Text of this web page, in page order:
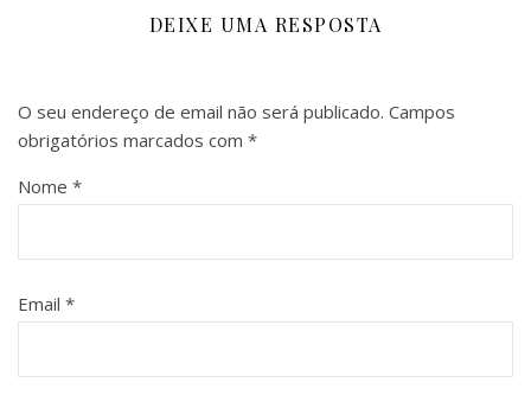
DEIXE UMA RESPOSTA
O seu endereço de email não será publicado. Campos
obrigatórios marcados com *
Nome *
Email *